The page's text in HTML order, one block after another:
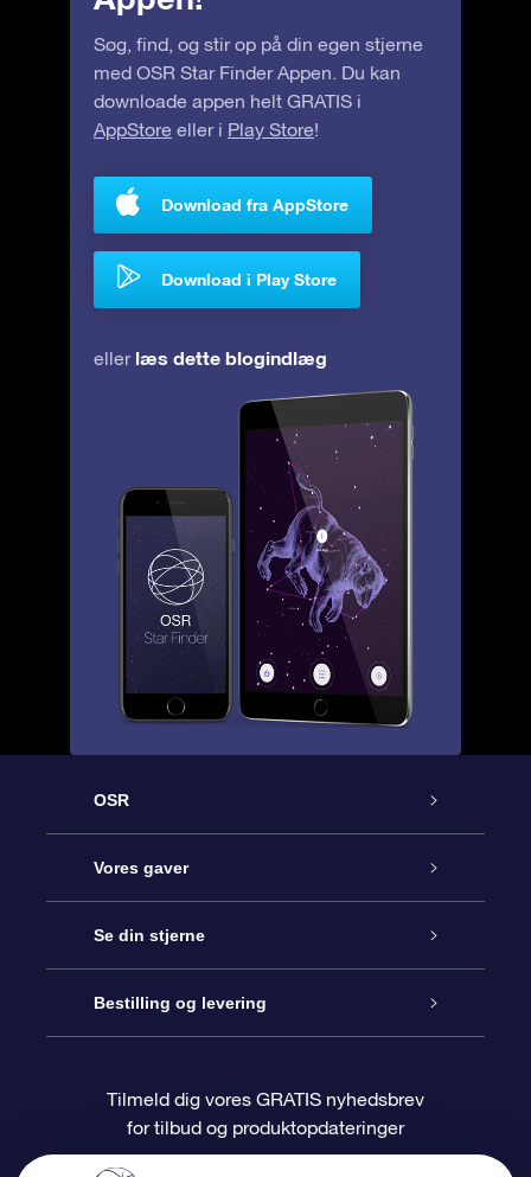
Søg, find, og stir op på din egen stjerne
med OSR Star Finder Appen. Du kan
downloade appen helt GRATIS i
AppStore eller i Play Store!
Download fra AppStore
Download i Play Store
eller læs dette blogindlæg
OSR
Kundeservice
Kontakt os
Bloggen
Anmeldelser
Vores gaver
Online Stjernegave
OSR Gavepakke
OSR Gavekortet
Se din stjerne
Star Register
Personliggjort Stjerneside
Bestilling og levering
Betalingsinformation
Tilmeld dig vores GRATIS nyhedsbrev
for tilbud og produktopdateringer